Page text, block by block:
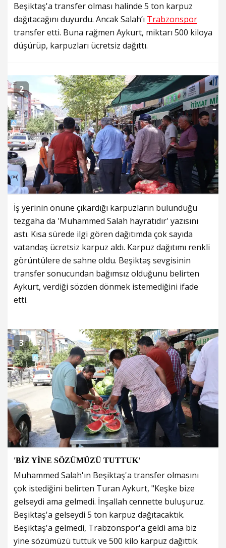
Beşiktaş'a transfer olması halinde 5 ton karpuz
dağıtacağını duyurdu. Ancak Salah’ı Trabzonspor
transfer etti. Buna rağmen Aykurt, miktarı 500 kiloya
düşürüp, karpuzları ücretsiz dağıttı.
2
İş yerinin önüne çıkardığı karpuzların bulunduğu
tezgaha da 'Muhammed Salah hayratıdır' yazısını
astı. Kısa sürede ilgi gören dağıtımda çok sayıda
vatandaş ücretsiz karpuz aldı. Karpuz dağıtımı renkli
görüntülere de sahne oldu. Beşiktaş sevgisinin
transfer sonucundan bağımsız olduğunu belirten
Aykurt, verdiği sözden dönmek istemediğini ifade
etti.
3
'BİZ YİNE SÖZÜMÜZÜ TUTTUK'
Muhammed Salah'ın Beşiktaş'a transfer olmasını
çok istediğini belirten Turan Aykurt, "Keşke bize
gelseydi ama gelmedi. İnşallah cennette buluşuruz.
Beşiktaş'a gelseydi 5 ton karpuz dağıtacaktık.
Beşiktaş'a gelmedi, Trabzonspor'a geldi ama biz
yine sözümüzü tuttuk ve 500 kilo karpuz dağıttık.